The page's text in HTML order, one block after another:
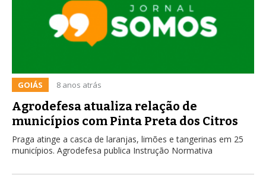
GOIÁS 8 anos atrás
Agrodefesa atualiza relação de
municípios com Pinta Preta dos Citros
Praga atinge a casca de laranjas, limões e tangerinas em 25
municípios. Agrodefesa publica Instrução Normativa